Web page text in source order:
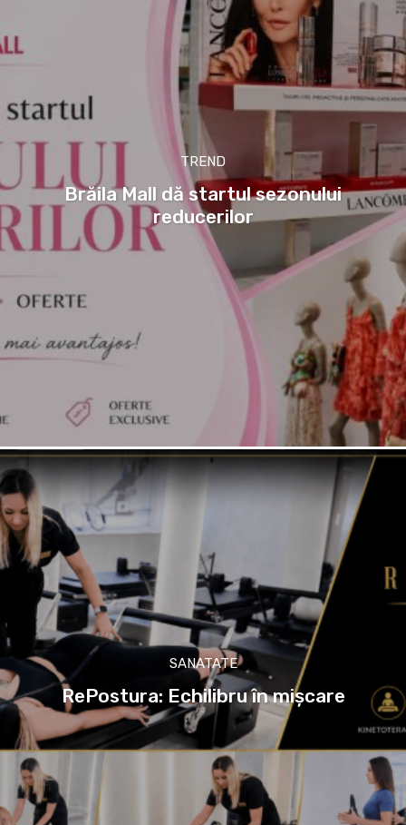
TREND
Brăila Mall dă startul sezonului
reducerilor
SANATATE
RePostura: Echilibru în mișcare